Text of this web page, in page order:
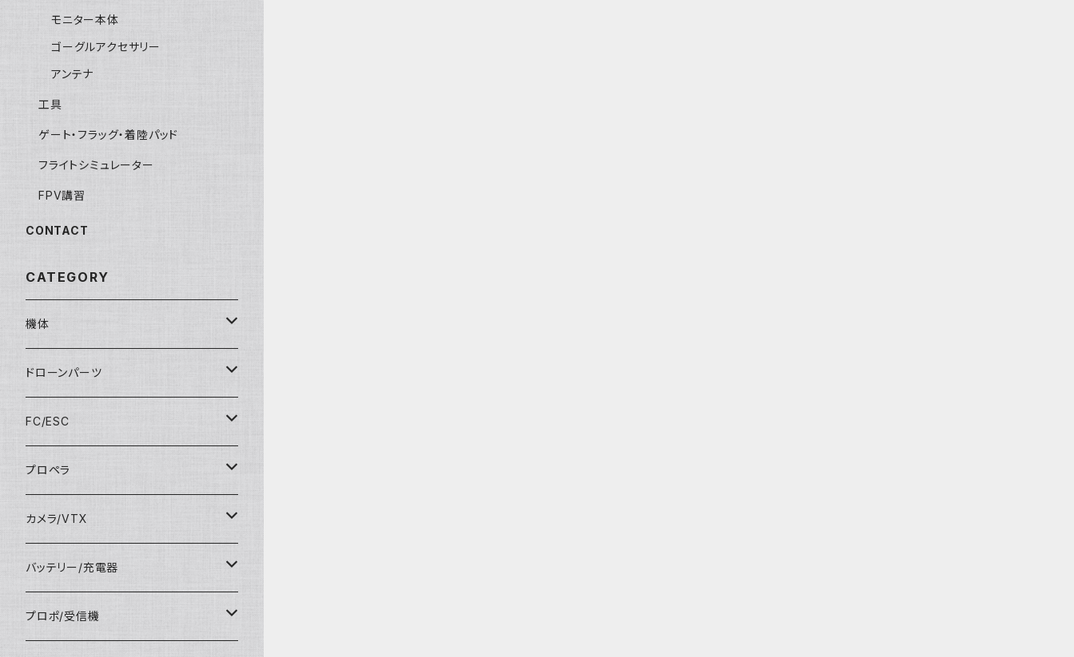
モニター本体
ゴーグルアクセサリー
アンテナ
工具
ゲート・フラッグ・着陸パッド
フライトシミュレーター
FPV講習
CONTACT
CATEGORY
機体
RTFセット
マイクロドローンU99
空撮ドローン
FPVドローン
講習ドローン
飛行機
ドローンパーツ
フレーム
F450パーツ
Tinyキャノピー
ビス/ナット
モーター
BECユニット
FC/ESC
Tiny FC
2～４インチ用FC
５インチ～FC/ESC
ブザー、センサー・アクセサリー
プロペラ
31mm 1.0mmシャフト用
31mm 1.5mmシャフト用
35mm 1.0mmシャフト用
カメラ/VTX
FPVカメラ
録画カメラ
バッテリー/充電器
動力用バッテリー
プロポ/受信機